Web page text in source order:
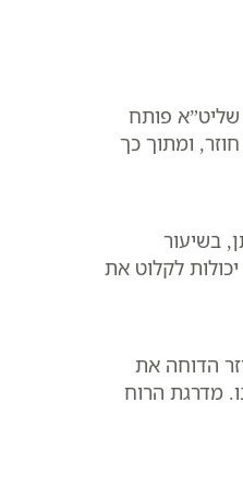
שליט”א פותח
ומתוך כך
בשיעור
לקלוט את
הדוחה את
מדרגת הרוח